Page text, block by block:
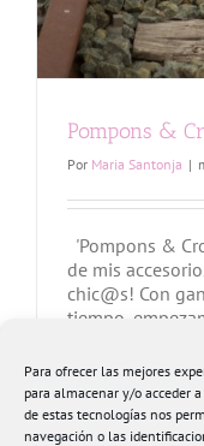
Para ofrecer las mejores
para almacenar y/o acceder
de estas tecnologías nos
navegación o las
Pompons &
Por Maria Santonja |
'Pompons &
de mis
chic@s! Con
tiempo,
sol y a que las
apoteósica
Más información